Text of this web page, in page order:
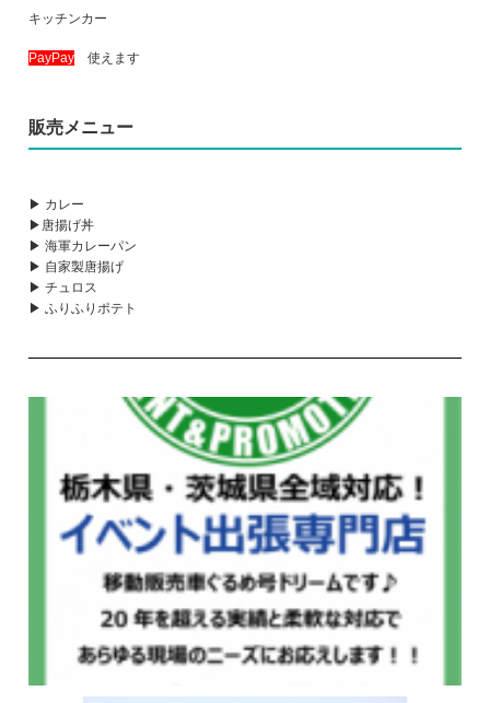
キッチンカー
PayPay 使えます
販売メニュー
▶ カレー
▶唐揚げ丼
▶ 海軍カレーパン
▶ 自家製唐揚げ
▶ チュロス
▶ ふりふりポテト